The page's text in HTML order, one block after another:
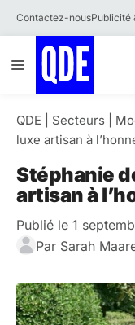
Contactez-nousPublicité
au
contenu
Menu
QDE Secteurs
luxe artisan à
Stéphanie
artisan à
Publié le 1
Par Sarah